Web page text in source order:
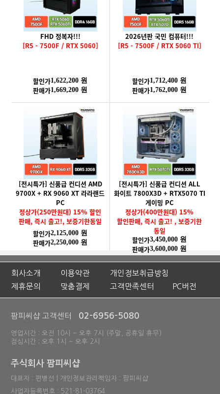
FHD 정복자!!!
[R5 - 7500F / RTX 5060]
할인가1,622,200 원
판매가1,669,200 원
2026년판 국민 컴퓨터!!!
[R5 - 7500F / RTX 5060 TI]
할인가1,712,400 원
판매가1,762,000 원
[전시특가] 신품급 컨디션 AMD
9700X + RX 9060 XT 라라랜드
PC
정상가(250만원대) 15% 할인
판매, 즉시 출고!, 보증기한동일
할인가2,125,000 원
판매가2,250,000 원
[전시특가] 신품급 컨디션 ALL
화이트 7800X3D + RTX5070 TI
게이밍 PC
정상가(400만원대) 15%
할인판매, 즉시 출고! , 보증기한
동일
할인가3,450,000 원
판매가3,600,000 원
회사소개 이용약관
개인정보취급방침
제휴문의
맞춤결제 고객만족센터 PC버전
팜피씨샵 고객센터 02-6956-5080
영업시간 : 오전 10시 ~ 오후 7시 (주말, 공휴일 휴무)
점심시간 : 오후 1시 ~ 오후 2시
주식회사 팜피씨샵
대표자 : 편병선 | 개인정보관리책임자 : 팜피씨샵
사업자등록번호 : 521-81-03764